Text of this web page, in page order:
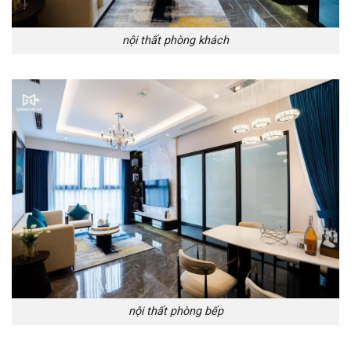
nội thất phòng khách
nội thất phòng bếp